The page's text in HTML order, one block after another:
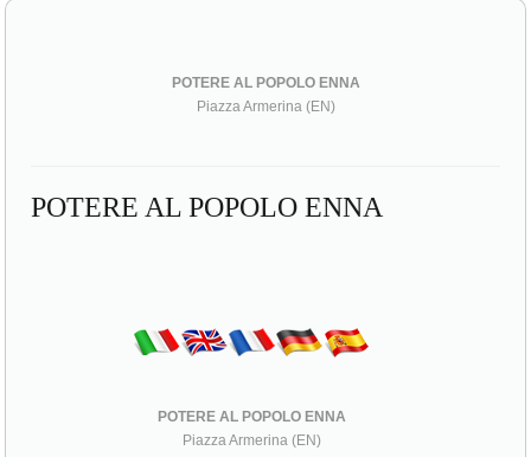
POTERE AL POPOLO ENNA
Piazza Armerina (EN)
POTERE AL POPOLO ENNA
POTERE AL POPOLO ENNA
Piazza Armerina (EN)